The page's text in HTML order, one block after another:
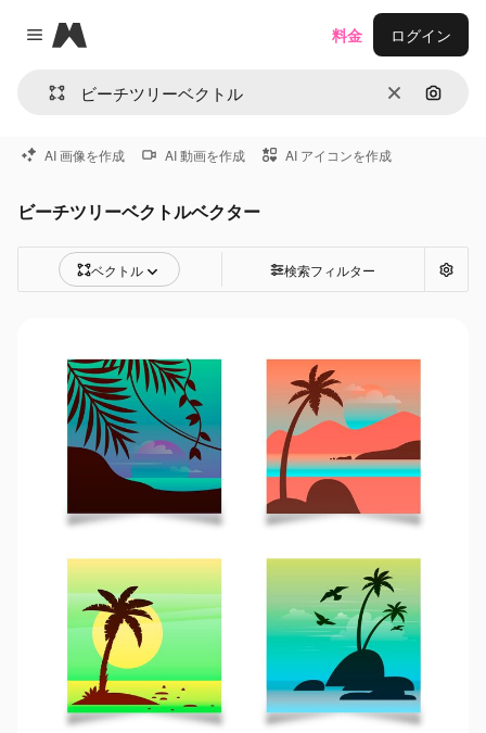
Close menu
Magnific
消去 画像で
料金 ログイン
AI 画像を作成 AI 動画を作成 AI アイコンを作成
ビーチツリーベクトルベクター
ベクトル 検索フィルター